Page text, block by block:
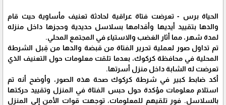
الحياة برس - تعرضت فتاة عراقية لحادثة تعنيف مأساوية حيث قام
والدها بتقييد أيديها وأقدامها بسلاسل حديدية وحجزها داخل منزله
لمدة شهر، مما أثار الغضب والاستياء في المجتمع المحلي.
تم تداول صور لعملية تحرير الفتاة من قبضة والدها من قِبل الشرطة
المحلية في محافظة كركوك، بعدما تلقت معلومات حول التعنيف الذي
تعرضت له الشابة داخل منزل أسرتها.
أكد ضابط كبير في شرطة كركوك صحة هذه الصور، وأوضح أنه تم
استلام معلومات مؤكدة حول حبس الفتاة في المنزل وتقييد حركتها
بالسلاسل. فور تلقيهم للمعلومات، توجهت قوات الأمن إلى المنزل